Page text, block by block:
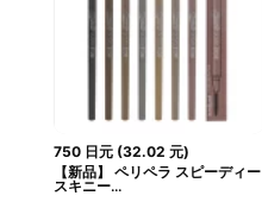
750 日元(32.02 元)
【新品】 ペリペラ スピーディー
スキニー...